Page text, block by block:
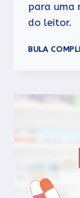
para uma
do leitor.
BULA